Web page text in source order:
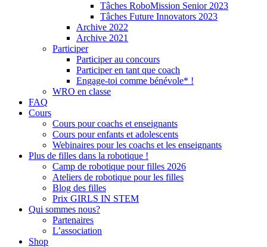
Tâches RoboMission Senior 2023
Tâches Future Innovators 2023
Archive 2022
Archive 2021
Participer
Participer au concours
Participer en tant que coach
Engage-toi comme bénévole* !
WRO en classe
FAQ
Cours
Cours pour coachs et enseignants
Cours pour enfants et adolescents
Webinaires pour les coachs et les enseignants
Plus de filles dans la robotique !
Camp de robotique pour filles 2026
Ateliers de robotique pour les filles
Blog des filles
Prix GIRLS IN STEM
Qui sommes nous?
Partenaires
L’association
Shop